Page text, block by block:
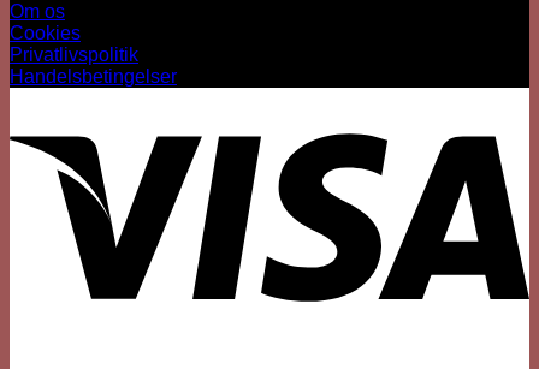
Om os
Cookies
Privatlivspolitik
Handelsbetingelser